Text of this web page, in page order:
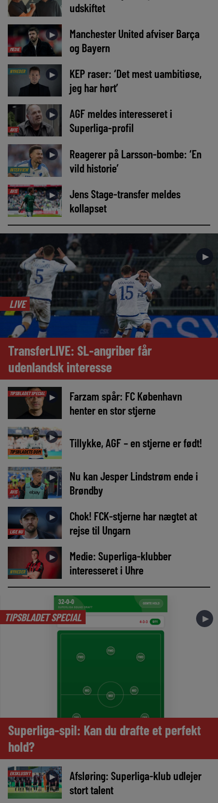
udskiftet
MEDIE
►
Manchester United afviser Barça
og Bayern
NYHEDER ►
KEP raser: ‘Det mest uambitiøse,
jeg har hørt’
AVIS
►
AGF meldes interesseret i
Superliga-profil
INTERVIEW
►
Reagerer på Larsson-bombe: ‘En
vild historie’
AVIS ►
Jens Stage-transfer meldes
kollapset
►
LIVE
TransferLIVE: SL-angriber får
udenlandsk interesse
TIPSBLADET SPECIAL ►
Farzam spår: FC København
henter en stor stjerne
TIPSBLADETS DOM
► Tillykke, AGF – en stjerne er født!
AVIS
►
Nu kan Jesper Lindstrøm ende i
Brøndby
LIGE NU
►
Chok! FCK-stjerne har nægtet at
rejse til Ungarn
NYHEDER
►
Medie: Superliga-klubber
interesseret i Uhre
TIPSBLADET SPECIAL ►
Superliga-spil: Kan du drafte et perfekt
hold?
EKSKLUSIVT ►
Afsløring: Superliga-klub udlejer
stort talent